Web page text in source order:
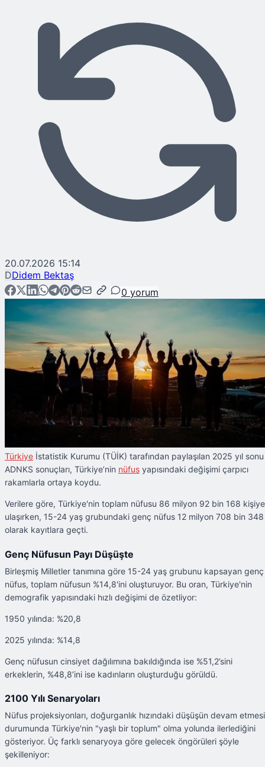
20.07.2026 15:14
DDidem Bektaş
0 yorum
Türkiye İstatistik Kurumu (TÜİK) tarafından paylaşılan 2025 yıl sonu
ADNKS sonuçları, Türkiye’nin nüfus yapısındaki değişimi çarpıcı
rakamlarla ortaya koydu.
Verilere göre, Türkiye'nin toplam nüfusu 86 milyon 92 bin 168 kişiye
ulaşırken, 15-24 yaş grubundaki genç nüfus 12 milyon 708 bin 348
olarak kayıtlara geçti.
Genç Nüfusun Payı Düşüşte
Birleşmiş Milletler tanımına göre 15-24 yaş grubunu kapsayan genç
nüfus, toplam nüfusun %14,8'ini oluşturuyor. Bu oran, Türkiye'nin
demografik yapısındaki hızlı değişimi de özetliyor:
1950 yılında: %20,8
2025 yılında: %14,8
Genç nüfusun cinsiyet dağılımına bakıldığında ise %51,2’sini
erkeklerin, %48,8’ini ise kadınların oluşturduğu görüldü.
2100 Yılı Senaryoları
Nüfus projeksiyonları, doğurganlık hızındaki düşüşün devam etmesi
durumunda Türkiye'nin "yaşlı bir toplum" olma yolunda ilerlediğini
gösteriyor. Üç farklı senaryoya göre gelecek öngörüleri şöyle
şekilleniyor: